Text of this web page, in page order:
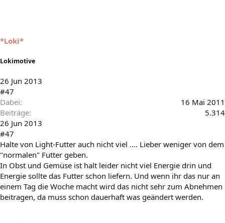
*Loki*
Lokimotive
26 Jun 2013
#47
Dabei
16 Mai 2011
Beiträge
5.314
26 Jun 2013
#47
Halte von Light-Futter auch nicht viel .... Lieber weniger von dem
"normalen" Futter geben.
In Obst und Gemüse ist halt leider nicht viel Energie drin und
Energie sollte das Futter schon liefern. Und wenn ihr das nur an
einem Tag die Woche macht wird das nicht sehr zum Abnehmen
beitragen, da muss schon dauerhaft was geändert werden.